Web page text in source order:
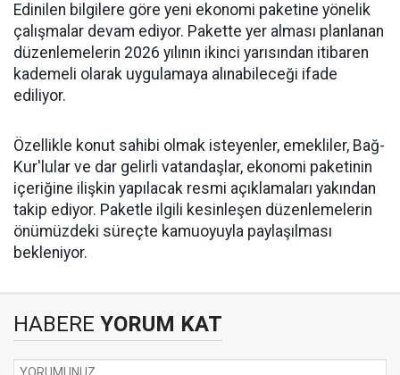
Edinilen bilgilere göre yeni ekonomi paketine yönelik
çalışmalar devam ediyor. Pakette yer alması planlanan
düzenlemelerin 2026 yılının ikinci yarısından itibaren
kademeli olarak uygulamaya alınabileceği ifade
ediliyor.
Özellikle konut sahibi olmak isteyenler, emekliler, Bağ-
Kur'lular ve dar gelirli vatandaşlar, ekonomi paketinin
içeriğine ilişkin yapılacak resmi açıklamaları yakından
takip ediyor. Paketle ilgili kesinleşen düzenlemelerin
önümüzdeki süreçte kamuoyuyla paylaşılması
bekleniyor.
HABERE YORUM KAT